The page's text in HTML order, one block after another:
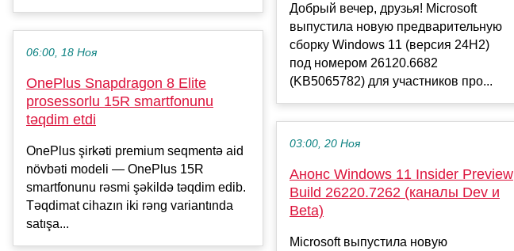
06:00, 18 Ноя
OnePlus Snapdragon 8 Elite
prosessorlu 15R smartfonunu
təqdim etdi
OnePlus şirkəti premium seqmentə aid
növbəti modeli — OnePlus 15R
smartfonunu rəsmi şəkildə təqdim edib.
Təqdimat cihazın iki rəng variantında
satışa...
Добрый вечер, друзья! Microsoft
выпустила новую предварительную
сборку Windows 11 (версия 24H2)
под номером 26120.6682
(KB5065782) для участников про...
03:00, 20 Ноя
Анонс Windows 11 Insider Preview
Build 26220.7262 (каналы Dev и
Beta)
Microsoft выпустила новую